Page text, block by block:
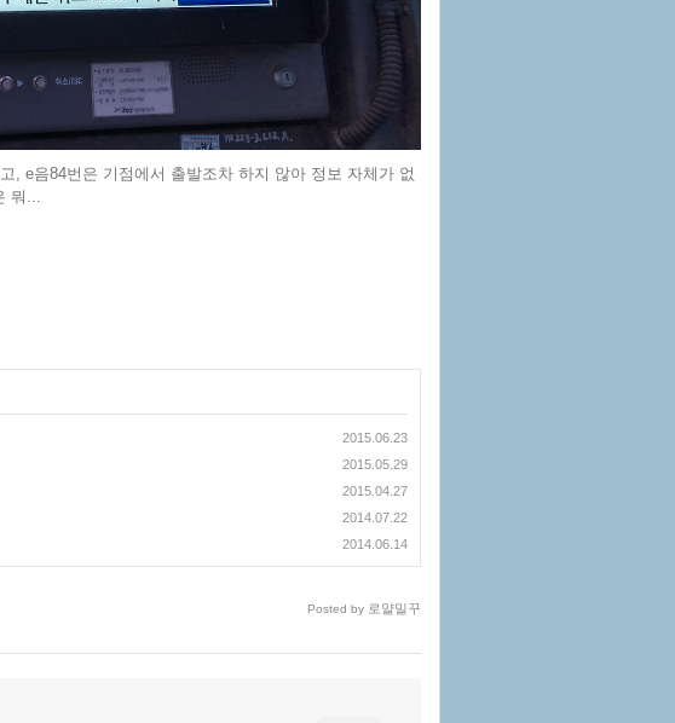
, e음84번은 기점에서 출발조차 하지 않아 정보 자체가 없
뭐...
2015.06.23
2015.05.29
2015.04.27
2014.07.22
2014.06.14
Posted by 로얄밀꾸